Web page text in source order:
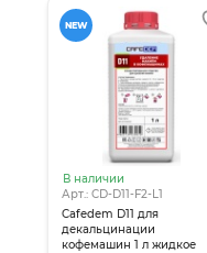
NEW
В наличии
Арт.: CD-D11-F2-L1
Cafedem D11 для
декальцинации
кофемашин 1 л жидкое